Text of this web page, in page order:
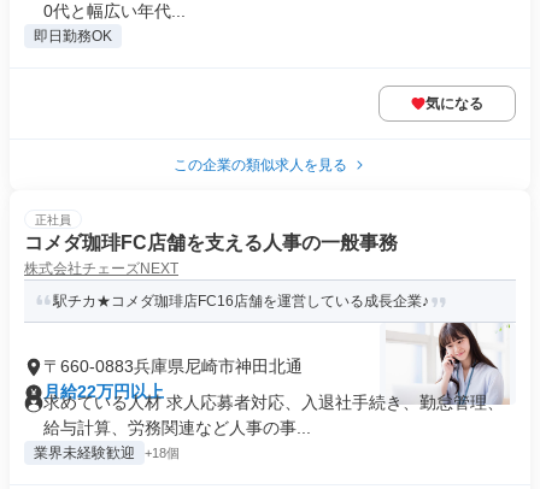
0代と幅広い年代...
即日勤務OK
気になる
この企業の類似求人を見る
正社員
コメダ珈琲FC店舗を支える人事の一般事務
株式会社チェーズNEXT
駅チカ★コメダ珈琲店FC16店舗を運営している成長企業♪
〒660-0883兵庫県尼崎市神田北通
月給22万円以上
求めている人材 求人応募者対応、入退社手続き、勤怠管理、
給与計算、労務関連など人事の事...
業界未経験歓迎 +18個